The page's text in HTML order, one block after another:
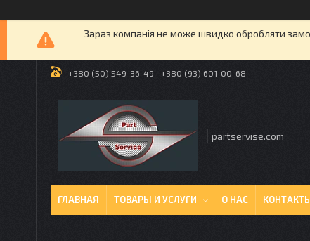
Зараз компанія не може швидко обробляти
+380 (50) 549-36-49 +380 (93) 601-00-68
partservise.com
ГЛАВНАЯ ТОВАРЫ И УСЛУГИ О НАС